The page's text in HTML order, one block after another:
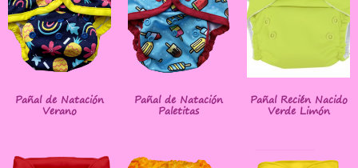
Pañal de Natación
Verano
Pañal de Natación
Paletitas
Pañal Recién Nacido
Verde Limón